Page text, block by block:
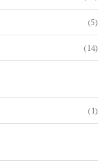
(5)
(14)
(1)